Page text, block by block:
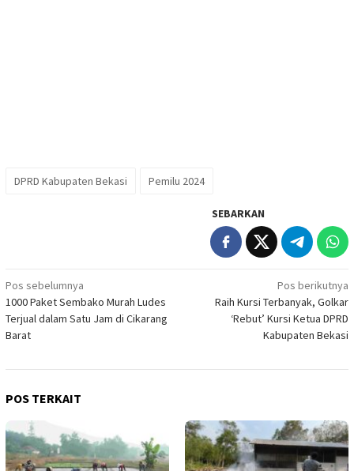
DPRD Kabupaten Bekasi Pemilu 2024
SEBARKAN
Navigasi
pos
Pos sebelumnya
1000 Paket Sembako Murah Ludes
Terjual dalam Satu Jam di Cikarang
Barat
Pos berikutnya
Raih Kursi Terbanyak, Golkar
‘Rebut’ Kursi Ketua DPRD
Kabupaten Bekasi
POS TERKAIT